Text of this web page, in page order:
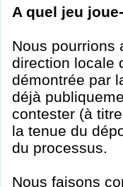
A quel jeu
Nous pourrions
direction locale
démontrée par
déjà
contester (à
la tenue du
du processus.
Nous faisons